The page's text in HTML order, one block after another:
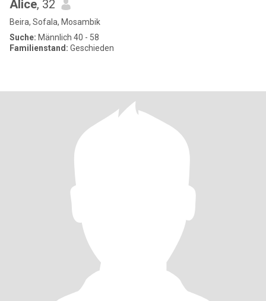
Alice, 32
Beira, Sofala, Mosambik
Suche: Männlich 40 - 58
Familienstand: Geschieden